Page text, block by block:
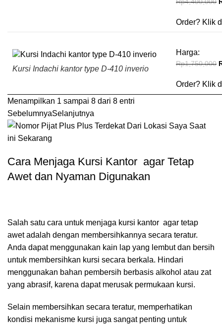
Rp4,400,000
Order? Klik
Kursi Indachi kantor type D-410 inverio
Harga:
Rp1,750,000
Order? Klik
Menampilkan 1 sampai 8 dari 8 entri
SebelumnyaSelanjutnya
Cara Menjaga Kursi Kantor agar Tetap
Awet dan Nyaman Digunakan
Salah satu cara untuk menjaga kursi kantor agar tetap
awet adalah dengan membersihkannya secara teratur.
Anda dapat menggunakan kain lap yang lembut dan bersih
untuk membersihkan kursi secara berkala. Hindari
menggunakan bahan pembersih berbasis alkohol atau zat
yang abrasif, karena dapat merusak permukaan kursi.
Selain membersihkan secara teratur, memperhatikan
kondisi mekanisme kursi juga sangat penting untuk